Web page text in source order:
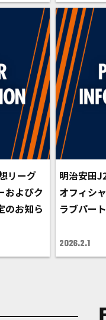
リーグ
およびク
のお知ら
明治安田
オフィシ
ラブパー
2026.2.1